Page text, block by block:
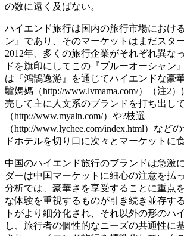
の数に遠く及ばない。
ハイエンド旅行は国内の旅行市場におけ
ン』であり、そのマーケットはまだスタ
2012年、多くの旅行企業がそれぞれ異な
ドを旗印にしてこの『ブルーオーシャン
は『鴻鵠逸游』を通じてハイエンドな豪
驢媽媽（http://www.lvmama.com/）（注2
売して主に人文系のブランドを打ち出し
（http://www.myaln.com/）や?枝選
（http://www.lychee.com/index.html）など
ドホテルを切り口に次々とマーケットに
中国のハイエンド旅行のブランドは急激
ダーは中国マーケットに細心の注意を払
分析では、豪華さを享受することに重点
な体験を重視するものが引き続き並存す
トがより細分化され、それ以外の形のハ
し、旅行者の個性的なニーズの共通性に